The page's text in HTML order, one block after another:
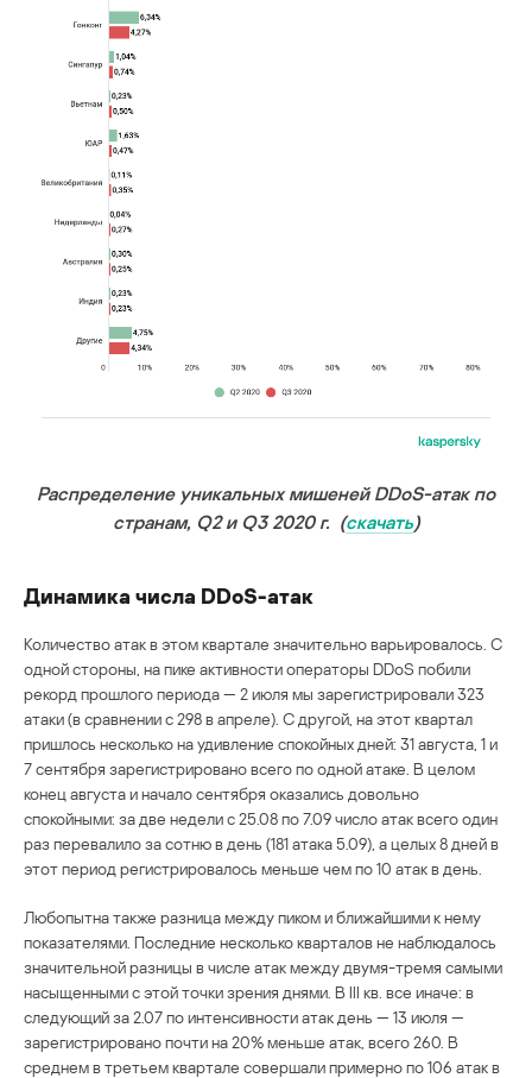
Распределение уникальных мишеней DDoS-атак по
странам, Q2 и Q3 2020 г. (скачать)
Динамика числа DDoS-атак
Количество атак в этом квартале значительно варьировалось. С
одной стороны, на пике активности операторы DDoS побили
рекорд прошлого периода — 2 июля мы зарегистрировали 323
атаки (в сравнении с 298 в апреле). С другой, на этот квартал
пришлось несколько на удивление спокойных дней: 31 августа, 1 и
7 сентября зарегистрировано всего по одной атаке. В целом
конец августа и начало сентября оказались довольно
спокойными: за две недели с 25.08 по 7.09 число атак всего один
раз перевалило за сотню в день (181 атака 5.09), а целых 8 дней в
этот период регистрировалось меньше чем по 10 атак в день.
Любопытна также разница между пиком и ближайшими к нему
показателями. Последние несколько кварталов не наблюдалось
значительной разницы в числе атак между двумя-тремя самыми
насыщенными с этой точки зрения днями. В III кв. все иначе: в
следующий за 2.07 по интенсивности атак день — 13 июля —
зарегистрировано почти на 20% меньше атак, всего 260. В
среднем в третьем квартале совершали примерно по 106 атак в